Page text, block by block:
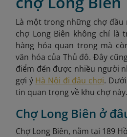
Là một trong những chợ đầu
chợ Long Biên không chỉ là
hàng hóa quan trọng mà
văn hóa của Thủ đô. Đây
điểm đến được nhiều người
gợi ý Hà Nội đi đâu chơi.
tin quan trọng về khu chợ này.
Chợ Long Biên ở
Chợ Long Biên, nằm tại 189